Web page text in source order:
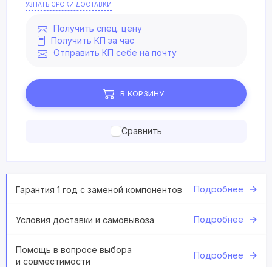
УЗНАТЬ СРОКИ ДОСТАВКИ
Получить спец. цену
Получить КП за час
Отправить КП себе на почту
В КОРЗИНУ
Сравнить
Гарантия 1 год с заменой компонентов Подробнее
Условия доставки и самовывоза Подробнее
Помощь в вопросе выбора
и совместимости
Подробнее